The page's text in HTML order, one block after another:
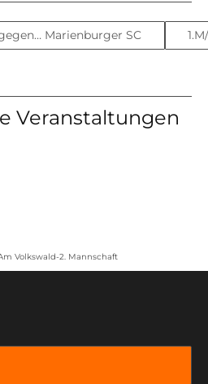
Marienburger SC
Veranstaltungen
Volkswald-2. Mannschaft